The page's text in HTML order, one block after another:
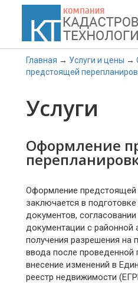
Кадастровые технологии
Главная → Услуги и цены →
предстоящей
Услуги
Оформление
Оформление предстоящей
заключается в
документов,
документации с районной
получения разрешения на
ввода после проведенной
внесение изменений в
реестр недвижимости